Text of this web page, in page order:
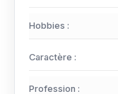
Hobbies :
Caractère :
Profession :